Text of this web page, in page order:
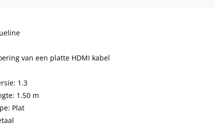
van een platte HDMI kabel
1.3
1.50 m
Plat